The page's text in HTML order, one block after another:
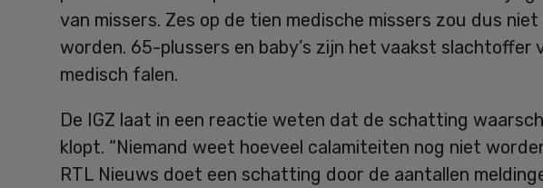
van missers. Zes op de tien medische missers zou dus niet
worden. 65-plussers en baby’s zijn het vaakst slachtoffer
medisch falen.
De IGZ laat in een reactie weten dat de schatting
klopt. “Niemand weet hoeveel calamiteiten nog niet
RTL Nieuws doet een schatting door de aantallen